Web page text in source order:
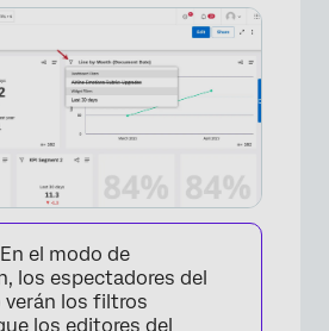
En el modo de
los espectadores del
verán los filtros
los editores del